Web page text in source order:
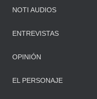
NOTI AUDIOS
ENTREVISTAS
OPINIÓN
EL PERSONAJE